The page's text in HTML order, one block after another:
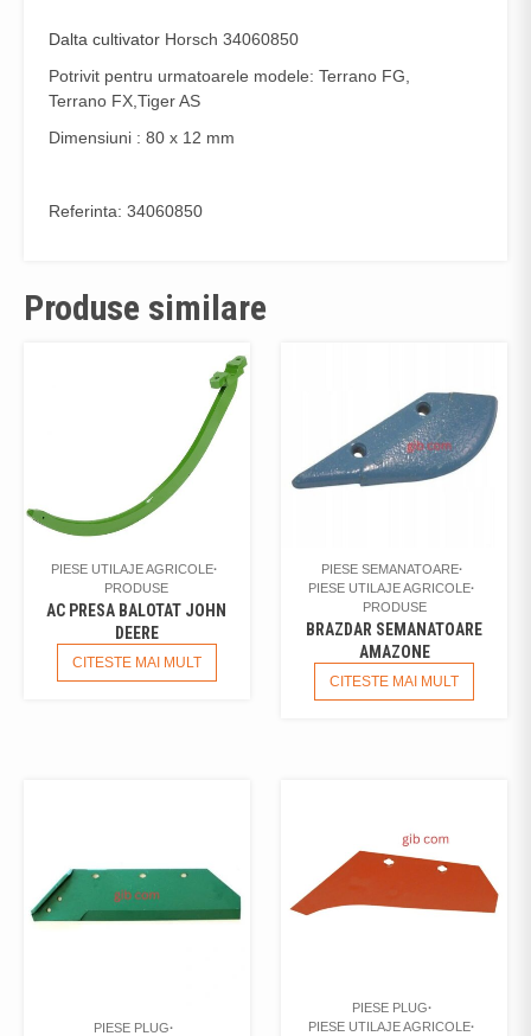
Dalta cultivator Horsch 34060850
Potrivit pentru urmatoarele modele: Terrano FG,
Terrano FX,Tiger AS
Dimensiuni : 80 x 12 mm
Referinta: 34060850
Produse similare
PIESE UTILAJE AGRICOLE
PRODUSE
AC PRESA BALOTAT JOHN
DEERE
CITESTE MAI MULT
PIESE SEMANATOARE
PIESE UTILAJE AGRICOLE
PRODUSE
BRAZDAR SEMANATOARE
AMAZONE
CITESTE MAI MULT
PIESE PLUG
PIESE PLUG
PIESE UTILAJE AGRICOLE